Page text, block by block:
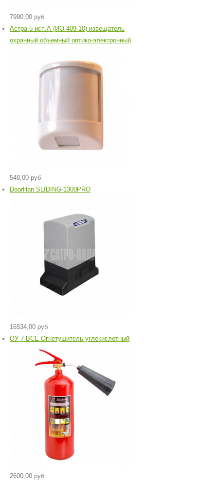
7990,00 руб
Астра-5 исп.А (ИО 409-10) извещатель
охранный объемный оптико-электронный
548,00 руб
DoorHan SLIDING-1300PRO
16534,00 руб
ОУ-7 ВСЕ Огнетушитель углекислотный
2600,00 руб